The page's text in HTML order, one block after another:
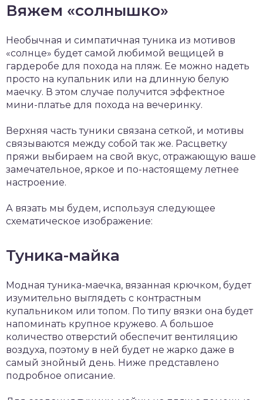
Вяжем «солнышко»
Необычная и симпатичная туника из мотивов
«солнце» будет самой любимой вещицей в
гардеробе для похода на пляж. Ее можно надеть
просто на купальник или на длинную белую
маечку. В этом случае получится эффектное
мини-платье для похода на вечеринку.
Верхняя часть туники связана сеткой, и мотивы
связываются между собой так же. Расцветку
пряжи выбираем на свой вкус, отражающую ваше
замечательное, яркое и по-настоящему летнее
настроение.
А вязать мы будем, используя следующее
схематическое изображение:
Туника-майка
Модная туника-маечка, вязанная крючком, будет
изумительно выглядеть с контрастным
купальником или топом. По типу вязки она будет
напоминать крупное кружево. А большое
количество отверстий обеспечит вентиляцию
воздуха, поэтому в ней будет не жарко даже в
самый знойный день. Ниже представлено
подробное описание.